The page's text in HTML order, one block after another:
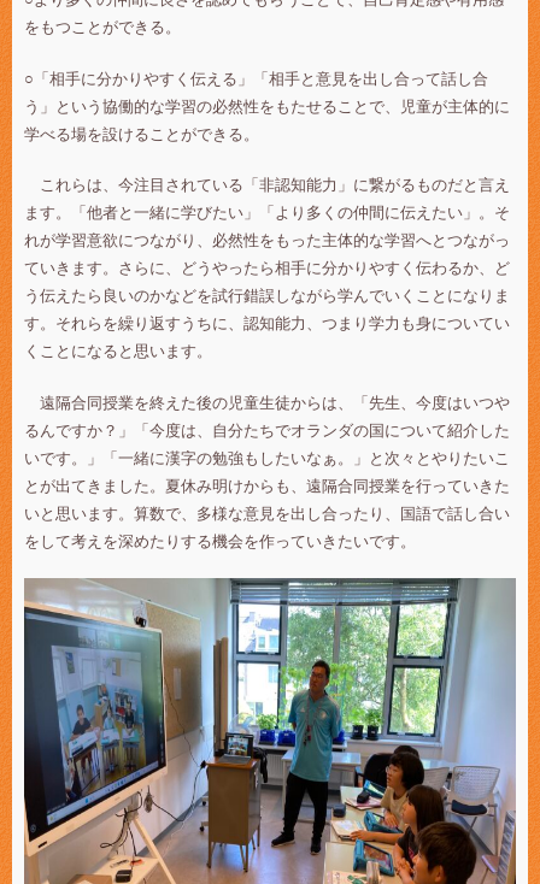
をもつことができる。
○「相手に分かりやすく伝える」「相手と意見を出し合って話し合
う」という協働的な学習の必然性をもたせることで、児童が主体的に
学べる場を設けることができる。
これらは、今注目されている「非認知能力」に繋がるものだと言え
ます。「他者と一緒に学びたい」「より多くの仲間に伝えたい」。そ
れが学習意欲につながり、必然性をもった主体的な学習へとつながっ
ていきます。さらに、どうやったら相手に分かりやすく伝わるか、ど
う伝えたら良いのかなどを試行錯誤しながら学んでいくことになりま
す。それらを繰り返すうちに、認知能力、つまり学力も身についてい
くことになると思います。
遠隔合同授業を終えた後の児童生徒からは、「先生、今度はいつや
るんですか？」「今度は、自分たちでオランダの国について紹介した
いです。」「一緒に漢字の勉強もしたいなぁ。」と次々とやりたいこ
とが出てきました。夏休み明けからも、遠隔合同授業を行っていきた
いと思います。算数で、多様な意見を出し合ったり、国語で話し合い
をして考えを深めたりする機会を作っていきたいです。